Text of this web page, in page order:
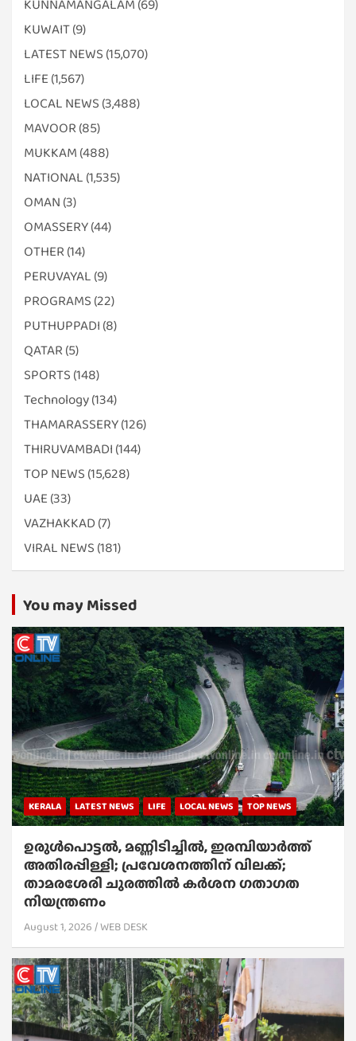
KUNNAMANGALAM (69)
KUWAIT(9)
LATEST NEWS (15,070)
LIFE (1,567)
LOCAL NEWS (3,488)
MAVOOR (85)
MUKKAM (488)
NATIONAL (1,535)
OMAN (3)
OMASSERY(44)
OTHER (14)
PERUVAYAL (9)
PROGRAMS (22)
PUTHUPPADI (8)
QATAR (5)
SPORTS (148)
Technology(134)
THAMARASSERY(126)
THIRUVAMBADI (144)
TOP NEWS (15,628)
UAE (33)
VAZHAKKAD(7)
VIRAL NEWS (181)
You may Missed
KERALA LATEST NEWS LIFE LOCAL NEWS TOP NEWS
ഉരുൾപൊട്ടൽ, മണ്ണിടിച്ചിൽ, ഇരമ്പിയാര്‍ത്ത്
അതിരപ്പിള്ളി; പ്രവേശനത്തിന് വിലക്ക്;
താമരശേരി ചുരത്തില്‍ കര്‍ശന ഗതാഗത
നിയന്ത്രണം
August 1, 2026 WEB DESK